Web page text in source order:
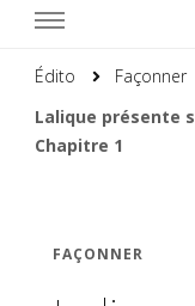
Édito
Façonner
Lalique présente
Chapitre 1
FAÇONNER